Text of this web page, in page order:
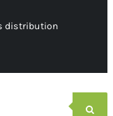
distribution